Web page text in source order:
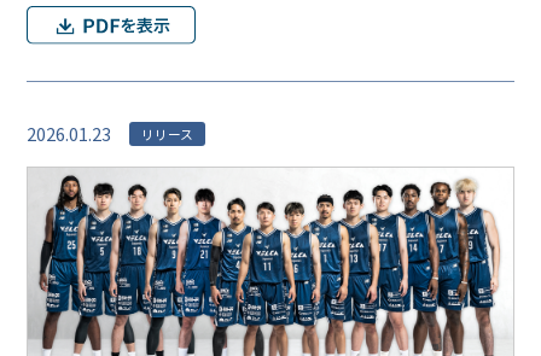
2026.01.23 リリース